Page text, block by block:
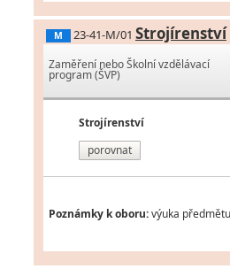
M 23-41-M/01 Strojírenství
Zaměření nebo Školní vzdělávací
program (ŠVP)
Strojírenství
porovnat
Poznámky k oboru:výuka